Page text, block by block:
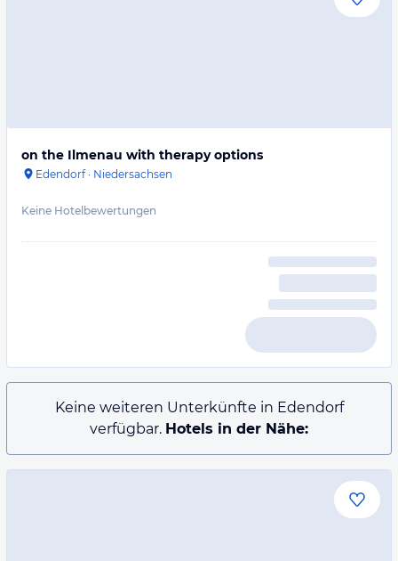
on the Ilmenau with therapy options
Edendorf· Niedersachsen
Keine Hotelbewertungen
Keine weiteren Unterkünfte in Edendorf
verfügbar. Hotels in der Nähe: